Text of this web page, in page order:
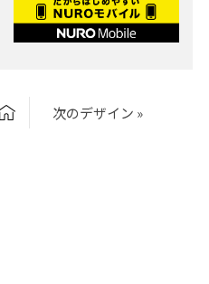
次のデザイン »